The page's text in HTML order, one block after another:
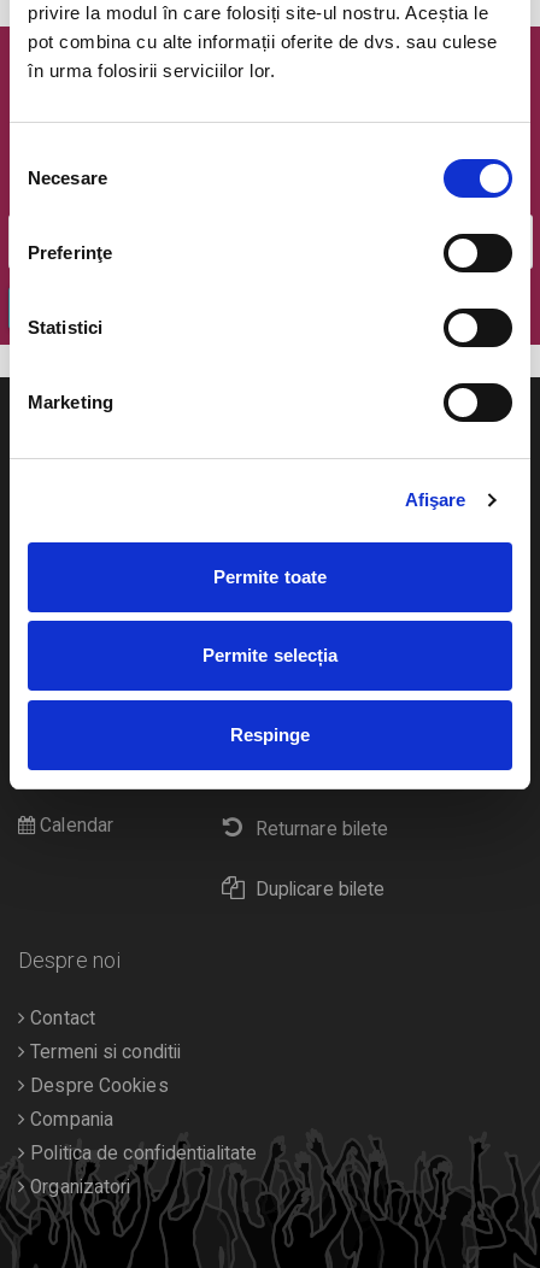
privire la modul în care folosiți site-ul nostru. Aceștia le
pot combina cu alte informații oferite de dvs. sau culese
în urma folosirii serviciilor lor.
consimțământului
Necesare
Preferinţe
Statistici
Marketing
Afişare
Permite toate
Permite selecția
Respinge
Newsletter @ Bilete.ro
Cum comand bilete?
Plata online sau cash
Livrare prin curier
Returnare bilete
Duplicare bilete
Concerte si
Pentru copii
Calendar
Despre noi
Contact
Termeni si conditii
Despre Cookies
Compania
Politica de confidentialitate
Organizatori